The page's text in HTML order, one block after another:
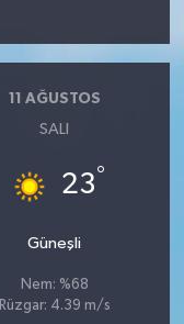
11 AĞUSTOS
SALI
23°
Güneşli
Nem: %68
Rüzgar: 4.39 m/s